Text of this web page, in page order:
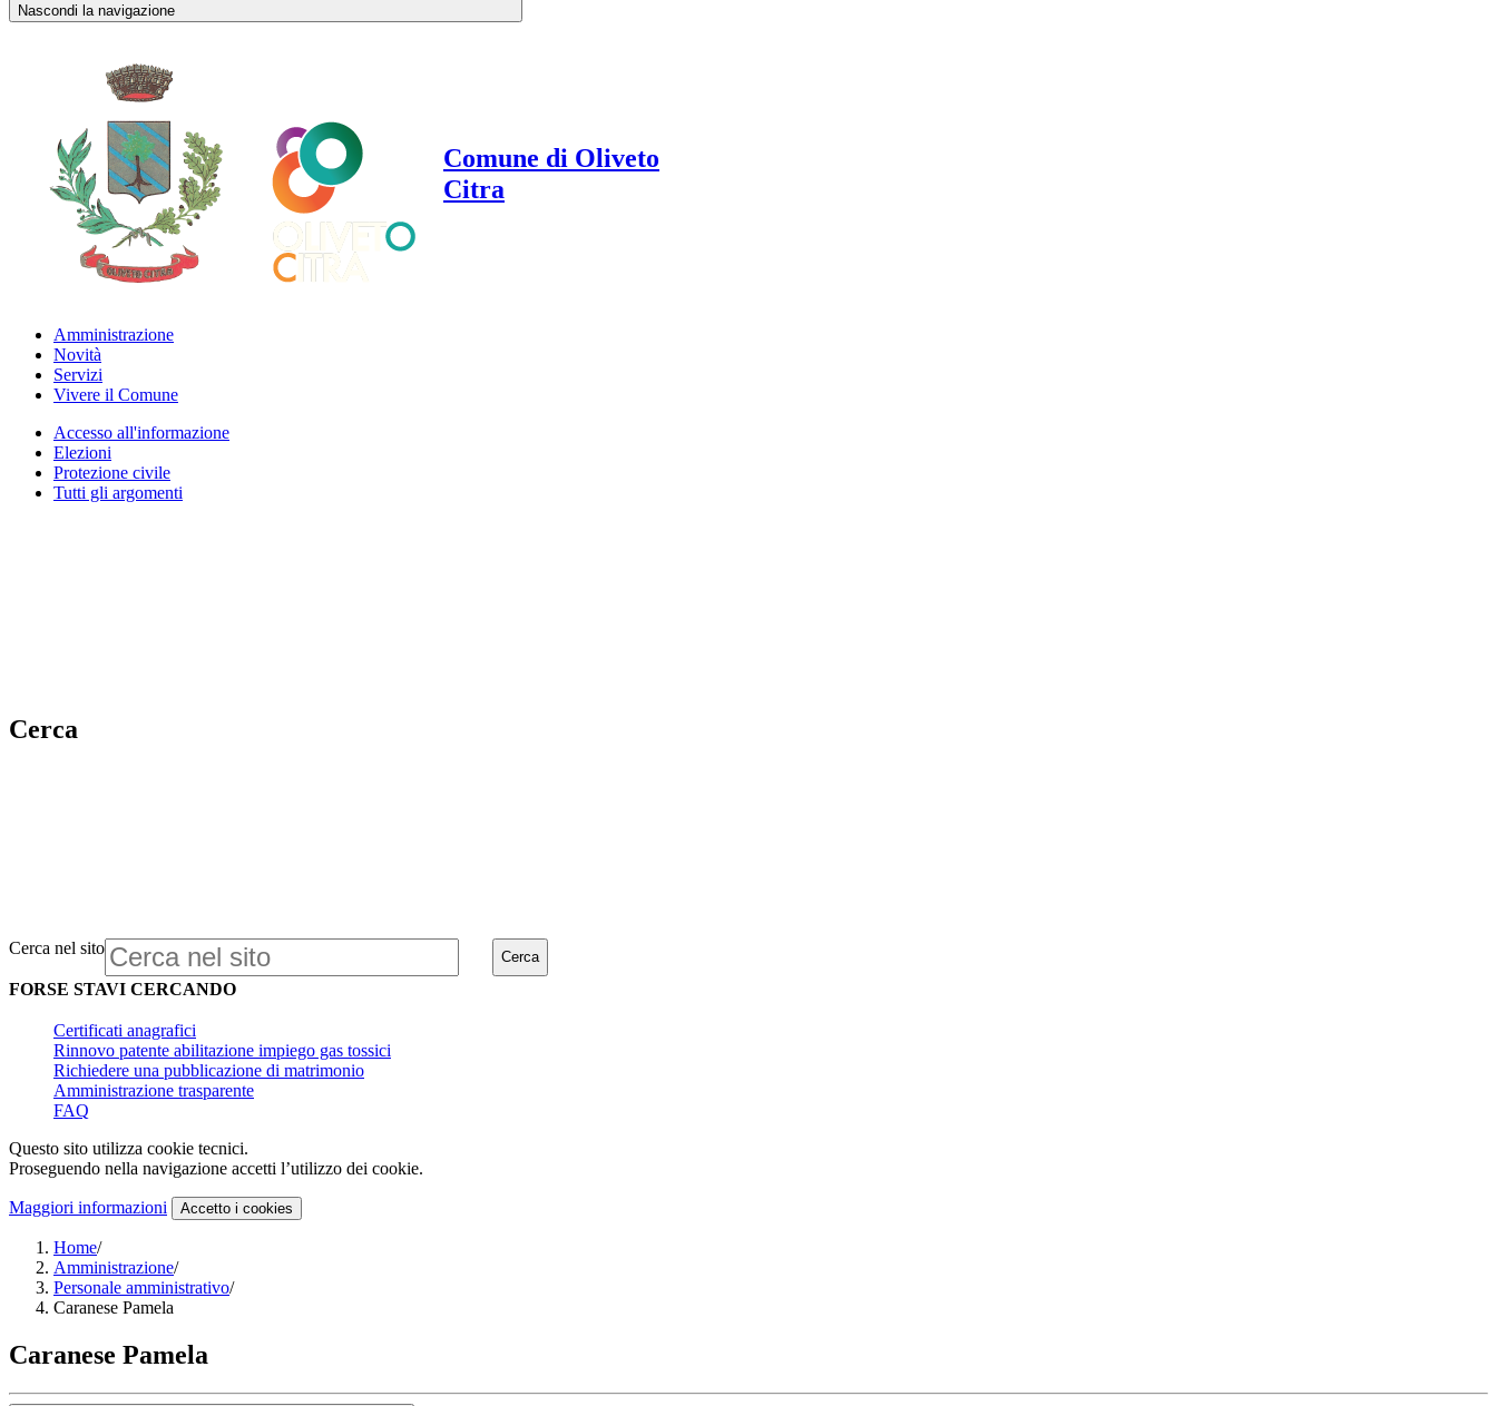
Nascondi la navigazione
Comune di Oliveto
Citra
Amministrazione
Novità
Servizi
Vivere il Comune
Accesso all'informazione
Elezioni
Protezione civile
Tutti gli argomenti
Cerca
Cerca nel sito Cerca
FORSE STAVI CERCANDO
Certificati anagrafici
Rinnovo patente abilitazione impiego gas tossici
Richiedere una pubblicazione di matrimonio
Amministrazione trasparente
FAQ
Questo sito utilizza cookie tecnici.
Proseguendo nella navigazione accetti l’utilizzo dei cookie.
Maggiori informazioni Accetto i cookies
Home/
Amministrazione/
Personale amministrativo/
Caranese Pamela
Caranese Pamela